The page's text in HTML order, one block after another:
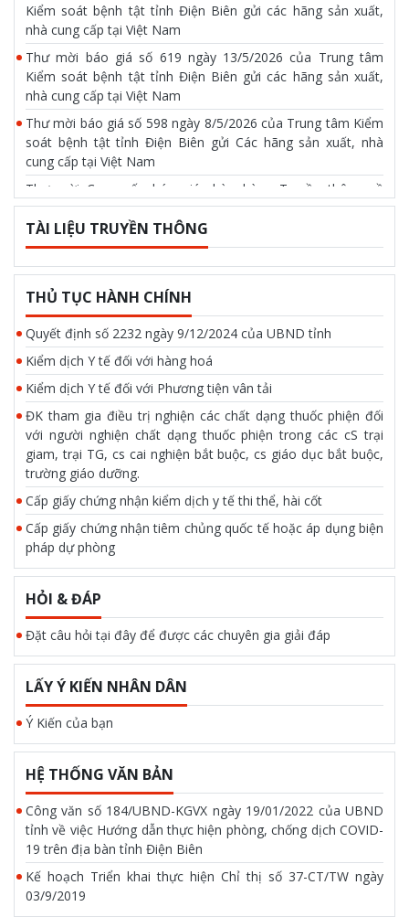
Kiểm soát bệnh tật tỉnh Điện Biên gửi các hãng sản xuất,
nhà cung cấp tại Việt Nam
Thư mời báo giá số 619 ngày 13/5/2026 của Trung tâm
Kiểm soát bệnh tật tỉnh Điện Biên gửi các hãng sản xuất,
nhà cung cấp tại Việt Nam
Thư mời báo giá số 598 ngày 8/5/2026 của Trung tâm Kiểm
soát bệnh tật tỉnh Điện Biên gửi Các hãng sản xuất, nhà
cung cấp tại Việt Nam
Thư mời Cung cấp báo giá chào hàng Truyền thông về
phòng chống tác hại của thuốc lá ngày 17/4/2026 của Trung
tâm kiểm soát bệnh tật tỉnh Điện Biên
Thư mời báo giá số 514 ngày 17/4/2026 của Trung tâm
Kiểm soát bệnh tật tỉnh Điện Biên gửi các công ty, đơn vị
cung cấp dịch vụ hội trường tại tỉnh Điện Biên
TÀI LIỆU TRUYỀN THÔNG
THỦ TỤC HÀNH CHÍNH
Quyết định số 2232 ngày 9/12/2024 của UBND tỉnh
Kiểm dịch Y tế đối với hàng hoá
Kiểm dịch Y tế đối với Phương tiện vân tải
ĐK tham gia điều trị nghiện các chất dạng thuốc phiện đối
với người nghiện chất dạng thuốc phiện trong các cS trại
giam, trại TG, cs cai nghiện bắt buộc, cs giáo dục bắt buộc,
trường giáo dưỡng.
Cấp giấy chứng nhận kiểm dịch y tế thi thể, hài cốt
Cấp giấy chứng nhận tiêm chủng quốc tế hoặc áp dụng biện
pháp dự phòng
HỎI & ĐÁP
Đặt câu hỏi tại đây để được các chuyên gia giải đáp
LẤY Ý KIẾN NHÂN DÂN
Ý Kiến của bạn
HỆ THỐNG VĂN BẢN
Công văn số 184/UBND-KGVX ngày 19/01/2022 của UBND
tỉnh về việc Hướng dẫn thực hiện phòng, chống dịch COVID-
19 trên địa bàn tỉnh Điện Biên
Kế hoạch Triển khai thực hiện Chỉ thị số 37-CT/TW ngày
03/9/2019